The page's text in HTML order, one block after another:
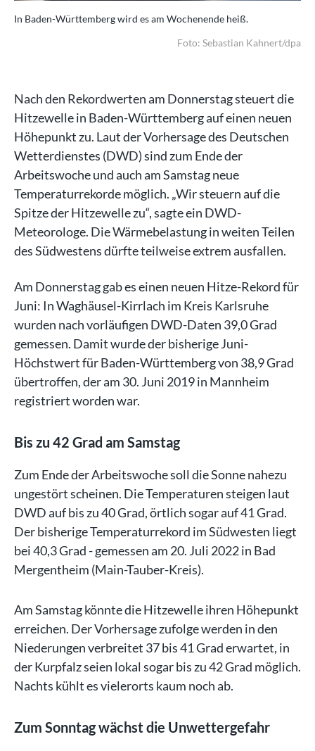
In Baden-Württemberg wird es am Wochenende heiß.
Foto: Sebastian Kahnert/dpa
Nach den Rekordwerten am Donnerstag steuert die
Hitzewelle in Baden-Württemberg auf einen neuen
Höhepunkt zu. Laut der Vorhersage des Deutschen
Wetterdienstes (DWD) sind zum Ende der
Arbeitswoche und auch am Samstag neue
Temperaturrekorde möglich. „Wir steuern auf die
Spitze der Hitzewelle zu“, sagte ein DWD-
Meteorologe. Die Wärmebelastung in weiten Teilen
des Südwestens dürfte teilweise extrem ausfallen.
Am Donnerstag gab es einen neuen Hitze-Rekord für
Juni: In Waghäusel-Kirrlach im Kreis Karlsruhe
wurden nach vorläufigen DWD-Daten 39,0 Grad
gemessen. Damit wurde der bisherige Juni-
Höchstwert für Baden-Württemberg von 38,9 Grad
übertroffen, der am 30. Juni 2019 in Mannheim
registriert worden war.
Bis zu 42 Grad am Samstag
Zum Ende der Arbeitswoche soll die Sonne nahezu
ungestört scheinen. Die Temperaturen steigen laut
DWD auf bis zu 40 Grad, örtlich sogar auf 41 Grad.
Der bisherige Temperaturrekord im Südwesten liegt
bei 40,3 Grad - gemessen am 20. Juli 2022 in Bad
Mergentheim (Main-Tauber-Kreis).
Am Samstag könnte die Hitzewelle ihren Höhepunkt
erreichen. Der Vorhersage zufolge werden in den
Niederungen verbreitet 37 bis 41 Grad erwartet, in
der Kurpfalz seien lokal sogar bis zu 42 Grad möglich.
Nachts kühlt es vielerorts kaum noch ab.
Zum Sonntag wächst die Unwettergefahr